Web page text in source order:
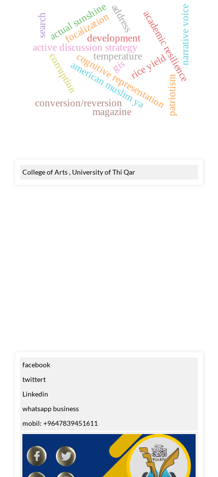
active discussion strategy
cognitive representation
academic resilience
american muslim ya
conversion/reversion
focalization narrative voice
rice yield
actual sunshine
temperature
gis
corruption
patriotism
development
address
search
magazine
College of Arts , University of Thi Qar
facebook
twittert
Linkedin
whatsapp business
mobil: +9647839451611